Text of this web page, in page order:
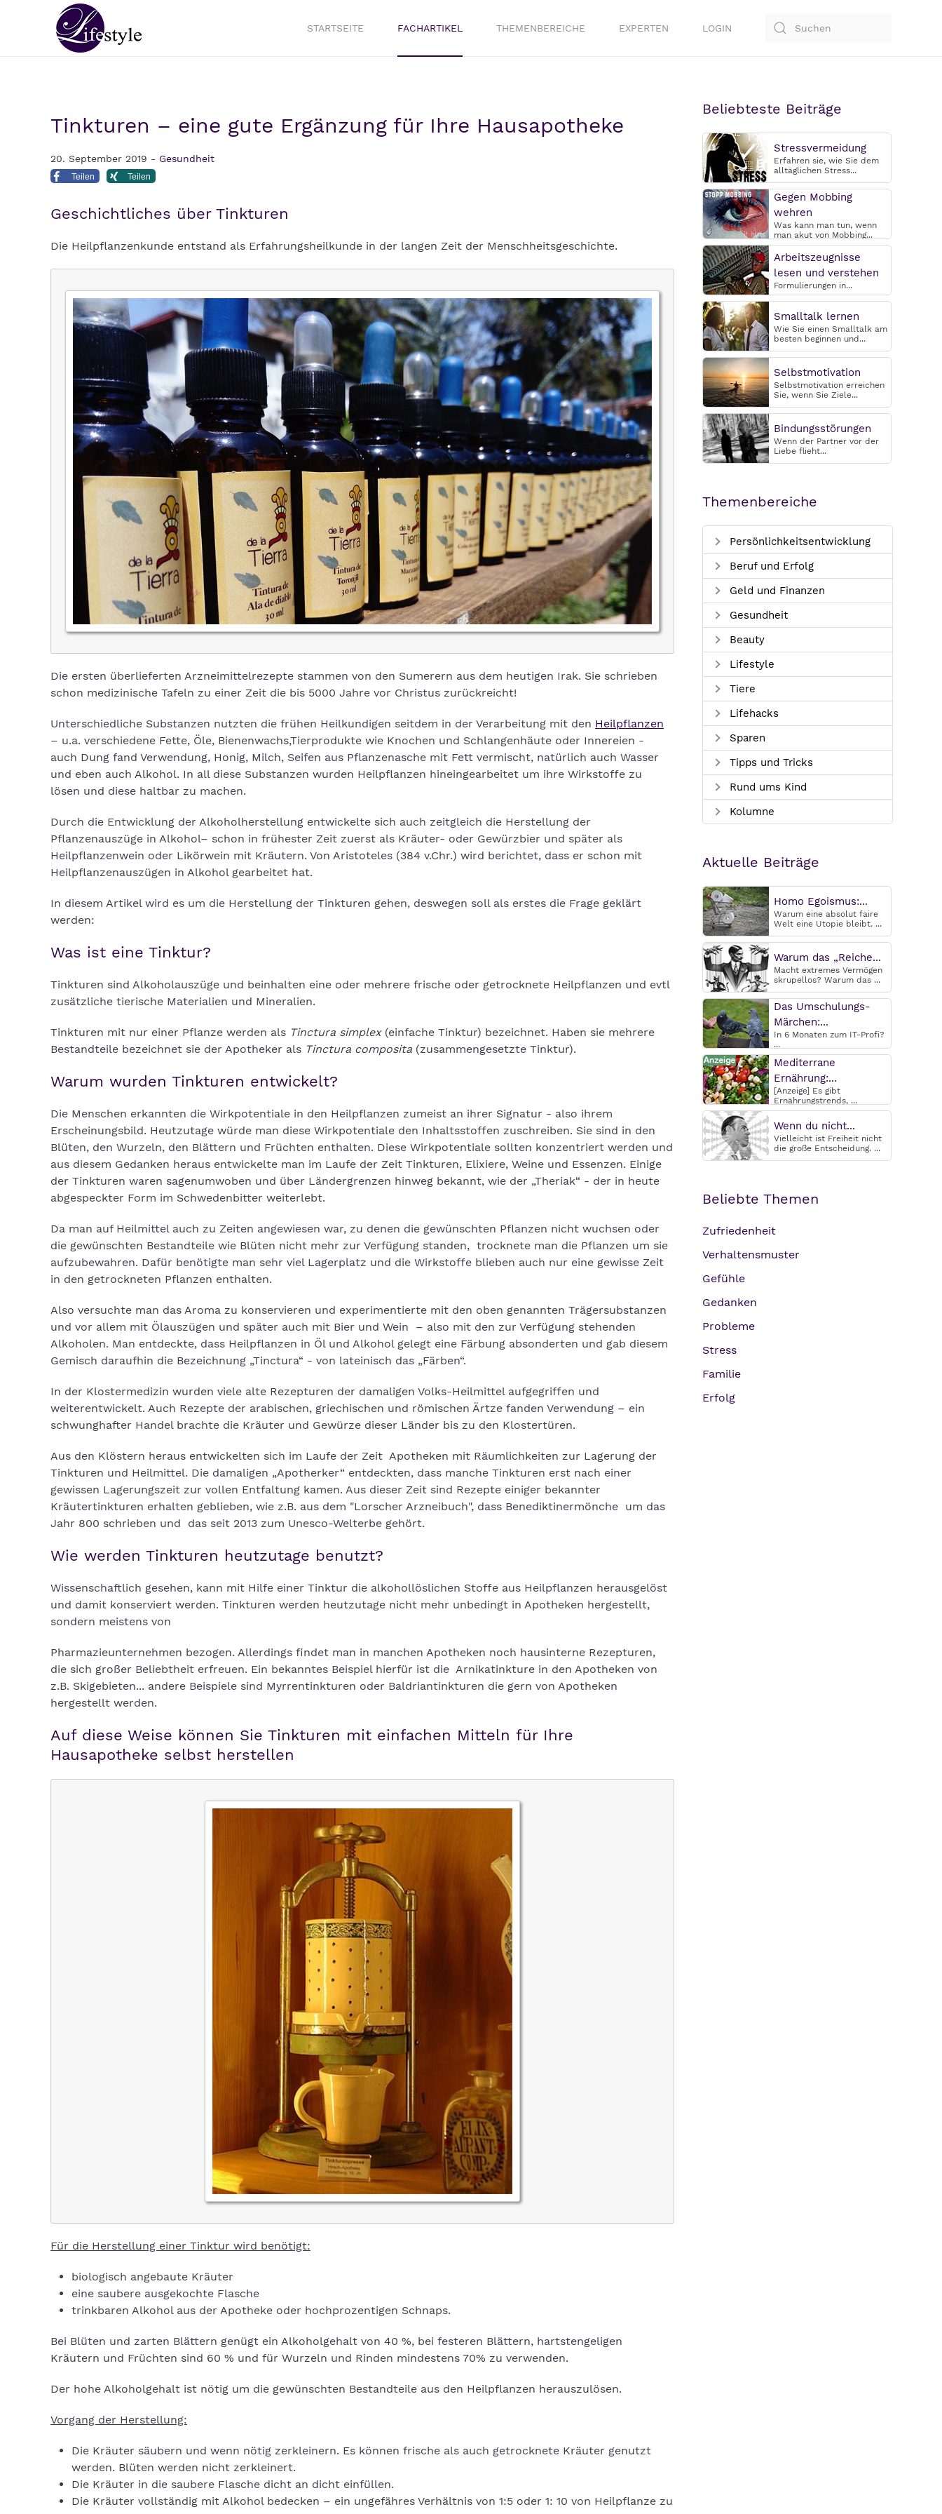
STARTSEITE FACHARTIKEL THEMENBEREICHE EXPERTEN LOGIN
Tinkturen – eine gute Ergänzung für Ihre Hausapotheke
20. September 2019 - Gesundheit
Teilen Teilen
Geschichtliches über Tinkturen
Die Heilpflanzenkunde entstand als Erfahrungsheilkunde in der langen Zeit der Menschheitsgeschichte.
Die ersten überlieferten Arzneimittelrezepte stammen von den Sumerern aus dem heutigen Irak. Sie schrieben
schon medizinische Tafeln zu einer Zeit die bis 5000 Jahre vor Christus zurückreicht!
Unterschiedliche Substanzen nutzten die frühen Heilkundigen seitdem in der Verarbeitung mit den Heilpflanzen
– u.a. verschiedene Fette, Öle, Bienenwachs,Tierprodukte wie Knochen und Schlangenhäute oder Innereien -
auch Dung fand Verwendung, Honig, Milch, Seifen aus Pflanzenasche mit Fett vermischt, natürlich auch Wasser
und eben auch Alkohol. In all diese Substanzen wurden Heilpflanzen hineingearbeitet um ihre Wirkstoffe zu
lösen und diese haltbar zu machen.
Durch die Entwicklung der Alkoholherstellung entwickelte sich auch zeitgleich die Herstellung der
Pflanzenauszüge in Alkohol– schon in frühester Zeit zuerst als Kräuter- oder Gewürzbier und später als
Heilpflanzenwein oder Likörwein mit Kräutern. Von Aristoteles (384 v.Chr.) wird berichtet, dass er schon mit
Heilpflanzenauszügen in Alkohol gearbeitet hat.
In diesem Artikel wird es um die Herstellung der Tinkturen gehen, deswegen soll als erstes die Frage geklärt
werden:
Was ist eine Tinktur?
Tinkturen sind Alkoholauszüge und beinhalten eine oder mehrere frische oder getrocknete Heilpflanzen und evtl
zusätzliche tierische Materialien und Mineralien.
Tinkturen mit nur einer Pflanze werden als Tinctura simplex(einfache Tinktur) bezeichnet. Haben sie mehrere
Bestandteile bezeichnet sie der Apotheker als Tinctura composita (zusammengesetzte Tinktur).
Warum wurden Tinkturen entwickelt?
Die Menschen erkannten die Wirkpotentiale in den Heilpflanzen zumeist an ihrer Signatur - also ihrem
Erscheinungsbild. Heutzutage würde man diese Wirkpotentiale den Inhaltsstoffen zuschreiben. Sie sind in den
Blüten, den Wurzeln, den Blättern und Früchten enthalten. Diese Wirkpotentiale sollten konzentriert werden und
aus diesem Gedanken heraus entwickelte man im Laufe der Zeit Tinkturen, Elixiere, Weine und Essenzen. Einige
der Tinkturen waren sagenumwoben und über Ländergrenzen hinweg bekannt, wie der „Theriak“ - der in heute
abgespeckter Form im Schwedenbitter weiterlebt.
Da man auf Heilmittel auch zu Zeiten angewiesen war, zu denen die gewünschten Pflanzen nicht wuchsen oder
die gewünschten Bestandteile wie Blüten nicht mehr zur Verfügung standen, trocknete man die Pflanzen um sie
aufzubewahren. Dafür benötigte man sehr viel Lagerplatz und die Wirkstoffe blieben auch nur eine gewisse Zeit
in den getrockneten Pflanzen enthalten.
Also versuchte man das Aroma zu konservieren und experimentierte mit den oben genannten Trägersubstanzen
und vor allem mit Ölauszügen und später auch mit Bier und Wein – also mit den zur Verfügung stehenden
Alkoholen. Man entdeckte, dass Heilpflanzen in Öl und Alkohol gelegt eine Färbung absonderten und gab diesem
Gemisch daraufhin die Bezeichnung „Tinctura“ - von lateinisch das „Färben“.
In der Klostermedizin wurden viele alte Rezepturen der damaligen Volks-Heilmittel aufgegriffen und
weiterentwickelt. Auch Rezepte der arabischen, griechischen und römischen Ärtze fanden Verwendung – ein
schwunghafter Handel brachte die Kräuter und Gewürze dieser Länder bis zu den Klostertüren.
Aus den Klöstern heraus entwickelten sich im Laufe der Zeit Apotheken mit Räumlichkeiten zur Lagerung der
Tinkturen und Heilmittel. Die damaligen „Apotherker“ entdeckten, dass manche Tinkturen erst nach einer
gewissen Lagerungszeit zur vollen Entfaltung kamen. Aus dieser Zeit sind Rezepte einiger bekannter
Kräutertinkturen erhalten geblieben, wie z.B. aus dem "Lorscher Arzneibuch", dass Benediktinermönche um das
Jahr 800 schrieben und das seit 2013 zum Unesco-Welterbe gehört.
Wie werden Tinkturen heutzutage benutzt?
Wissenschaftlich gesehen, kann mit Hilfe einer Tinktur die alkohollöslichen Stoffe aus Heilpflanzen herausgelöst
und damit konserviert werden. Tinkturen werden heutzutage nicht mehr unbedingt in Apotheken hergestellt,
sondern meistens von
Pharmazieunternehmen bezogen. Allerdings findet man in manchen Apotheken noch hausinterne Rezepturen,
die sich großer Beliebtheit erfreuen. Ein bekanntes Beispiel hierfür ist die Arnikatinkture in den Apotheken von
z.B. Skigebieten... andere Beispiele sind Myrrentinkturen oder Baldriantinkturen die gern von Apotheken
hergestellt werden.
Auf diese Weise können Sie Tinkturen mit einfachen Mitteln für Ihre
Hausapotheke selbst herstellen
Für die Herstellung einer Tinktur wird benötigt:
biologisch angebaute Kräuter
eine saubere ausgekochte Flasche
trinkbaren Alkohol aus der Apotheke oder hochprozentigen Schnaps.
Bei Blüten und zarten Blättern genügt ein Alkoholgehalt von 40 %, bei festeren Blättern, hartstengeligen
Kräutern und Früchten sind 60 % und für Wurzeln und Rinden mindestens 70% zu verwenden.
Der hohe Alkoholgehalt ist nötig um die gewünschten Bestandteile aus den Heilpflanzen herauszulösen.
Vorgang der Herstellung:
Die Kräuter säubern und wenn nötig zerkleinern. Es können frische als auch getrocknete Kräuter genutzt
werden. Blüten werden nicht zerkleinert.
Die Kräuter in die saubere Flasche dicht an dicht einfüllen.
Die Kräuter vollständig mit Alkohol bedecken – ein ungefähres Verhältnis von 1:5 oder 1: 10 von Heilpflanze zu
Beliebteste Beiträge
Stressvermeidung
Erfahren sie, wie Sie dem
alltäglichen Stress...
Gegen Mobbing
wehren
Was kann man tun, wenn
man akut von Mobbing...
Arbeitszeugnisse
lesen und verstehen
Formulierungen in...
Smalltalk lernen
Wie Sie einen Smalltalk am
besten beginnen und...
Selbstmotivation
Selbstmotivation erreichen
Sie, wenn Sie Ziele...
Bindungsstörungen
Wenn der Partner vor der
Liebe flieht...
Themenbereiche
Persönlichkeitsentwicklung
Beruf und Erfolg
Geld und Finanzen
Gesundheit
Beauty
Lifestyle
Tiere
Lifehacks
Sparen
Tipps und Tricks
Rund ums Kind
Kolumne
Aktuelle Beiträge
Homo Egoismus:...
Warum eine absolut faire
Welt eine Utopie bleibt. ...
Warum das „Reiche...
Macht extremes Vermögen
skrupellos? Warum das ...
Das Umschulungs-
Märchen:...
In 6 Monaten zum IT-Profi?
...
Mediterrane
Ernährung:...
[Anzeige] Es gibt
Ernährungstrends, ...
Wenn du nicht...
Vielleicht ist Freiheit nicht
die große Entscheidung. ...
Beliebte Themen
Zufriedenheit
Verhaltensmuster
Gefühle
Gedanken
Probleme
Stress
Familie
Erfolg